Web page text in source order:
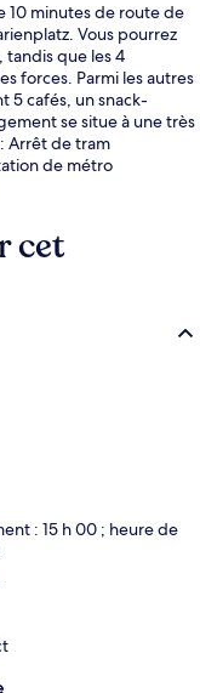
10 minutes de route de
Vous pourrez
que les 4
forces. Parmi les autres
5 cafés, un snack-
se situe à une très
Arrêt de tram
de métro
cet
: 15 h 00 ; heure de